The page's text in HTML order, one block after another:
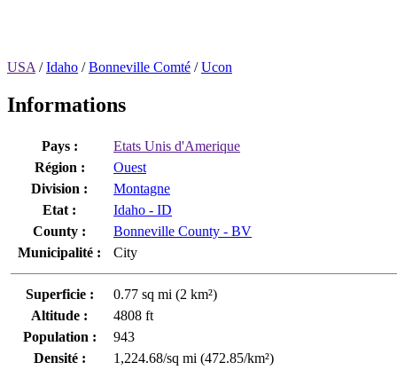
USA /Idaho /Bonneville Comté /Ucon
Informations
Pays :
Etats Unis d'Amerique
Région :
Ouest
Division :
Montagne
Etat :
Idaho - ID
County :
Bonneville County - BV
Municipalité :
City
Superficie :
0.77 sq mi (2 km²)
Altitude :
4808 ft
Population :
943
Densité :
1,224.68/sq mi (472.85/km²)